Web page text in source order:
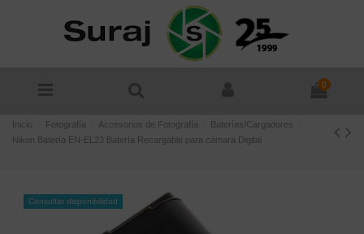
0
Inicio Fotografía Accesorios de Fotografía
Baterías/Cargadores
Nikon Batería EN-EL23 Batería Recargable para cámara Digital
Consultar disponibilidad